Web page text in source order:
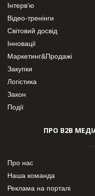
Інтерв’ю
Відео-тренінги
Світовий досвід
Інновації
Маркетинг&Продажі
Закупки
Логістика
Закон
Події
ПРО В2В
Про нас
Наша команда
Реклама на порталі